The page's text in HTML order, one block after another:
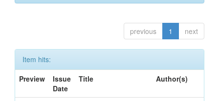
previous 1 next
Item hits:
Preview
Issue
Date
Title Author(s)